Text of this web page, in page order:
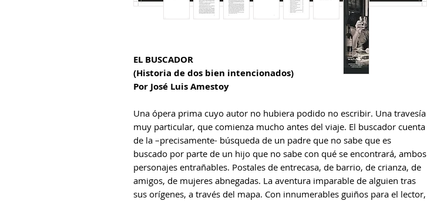
EL BUSCADOR
(Historia de dos bien intencionados)
Por José Luis Amestoy
Una ópera prima cuyo autor no hubiera podido no escribir. Una travesía
muy particular, que comienza mucho antes del viaje. El buscador cuenta
de la –precisamente- búsqueda de un padre que no sabe que es
buscado por parte de un hijo que no sabe con qué se encontrará, ambos
personajes entrañables. Postales de entrecasa, de barrio, de crianza, de
amigos, de mujeres abnegadas. La aventura imparable de alguien tras
sus orígenes, a través del mapa. Con innumerables guiños para el lector,